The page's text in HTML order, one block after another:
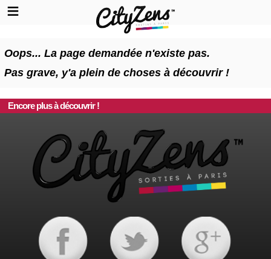
Oops... La page demandée n'existe pas.
Pas grave, y'a plein de choses à découvrir !
Encore plus à découvrir !